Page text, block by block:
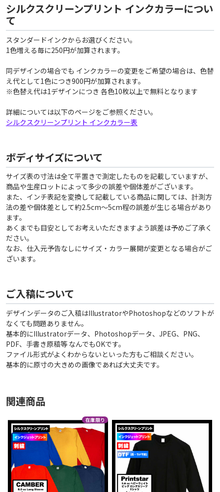
シルクスクリーンプリント インクカラーについ
て
スタンダードインクからお選びください。
1色増える毎に250円が加算されます。
同デザインの場合でも インクカラーの変更をご希望の場合は、色替
え代として1色につき900円が加算されます。
※色替え代は1デザインにつき 各色10枚以上で無料となります
詳細については以下のページをご参照ください。
シルクスクリーンプリント インクカラー表
ボディサイズについて
サイズ表の寸法は全て平置きで測定したものを記載していますが、
商品や生産ロットによって多少の誤差や個体差がございます。
また、インチ表記を変換して記載している商品に関しては、計測方
法の差や個体差として約2.5cm〜5cm程の誤差が生じる場合があり
ます。
あくまでも目安としてお考えいただきますよう誤差は予めご了承く
ださい。
なお、仕入元予告なしにサイズ・カラー展開が変更となる場合がご
ざいます。
ご入稿について
デザインデータのご入稿はIllustratorやPhotoshopなどのソフトが
なくても問題ありません。
基本的にIllustratorデータ、Photoshopデータ、JPEG、PNG、
PDF、手書き原稿等 なんでもOKです。
ファイル形式がよくわからないといった方もご相談ください。
基本的に原寸の大きめの画像であれば大丈夫です。
関連商品